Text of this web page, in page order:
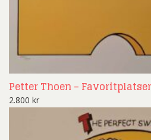
Petter Thoen –
2.800 kr